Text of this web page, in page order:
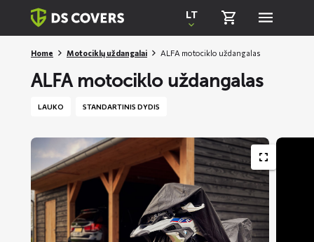
Skiplinks
LT
Home Motociklų uždangalai ALFA motociklo uždangalas
ALFA motociklo uždangalas
LAUKO STANDARTINIS DYDIS